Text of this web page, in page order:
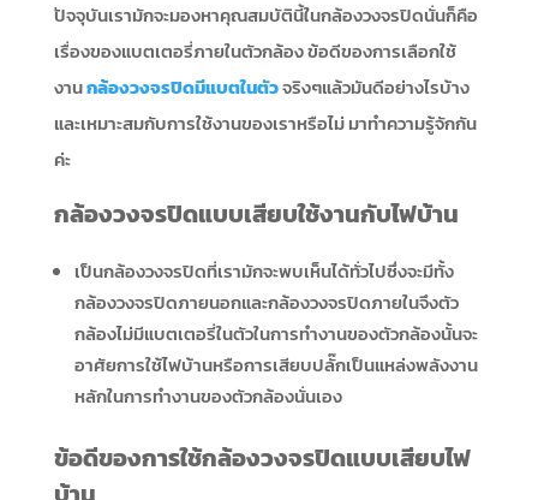
ปัจจุบันเรามักจะมองหาคุณสมบัตินี้ในกล้องวงจรปิดนั่นก็คือ
เรื่องของแบตเตอรี่ภายในตัวกล้อง ข้อดีของการเลือกใช้
งานกล้องวงจรปิดมีแบตในตัวจริงๆแล้วมันดีอย่างไรบ้าง
และเหมาะสมกับการใช้งานของเราหรือไม่ มาทำความรู้จักกัน
ค่ะ
กล้องวงจรปิดแบบเสียบใช้งานกับไฟบ้าน
เป็นกล้องวงจรปิดที่เรามักจะพบเห็นได้ทั่วไปซึ่งจะมีทั้ง
กล้องวงจรปิดภายนอกและกล้องวงจรปิดภายในจึงตัว
กล้องไม่มีแบตเตอรี่ในตัวในการทำงานของตัวกล้องนั้นจะ
อาศัยการใช้ไฟบ้านหรือการเสียบปลั๊กเป็นแหล่งพลังงาน
หลักในการทำงานของตัวกล้องนั่นเอง
ข้อดีของการใช้กล้องวงจรปิดแบบเสียบไฟ